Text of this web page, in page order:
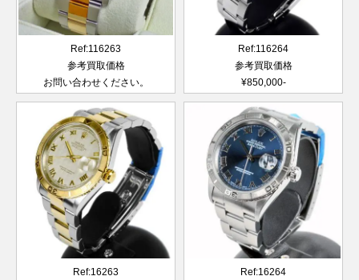
Ref:116263
参考買取価格
お問い合わせください。
Ref:116264
参考買取価格
¥850,000-
Ref:16263
Ref:16264